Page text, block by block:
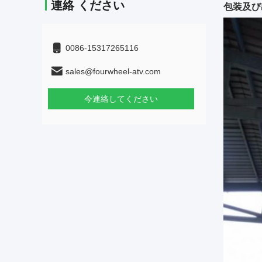
連絡 ください
0086-15317265116
sales@fourwheel-atv.com
今連絡してください
包装及